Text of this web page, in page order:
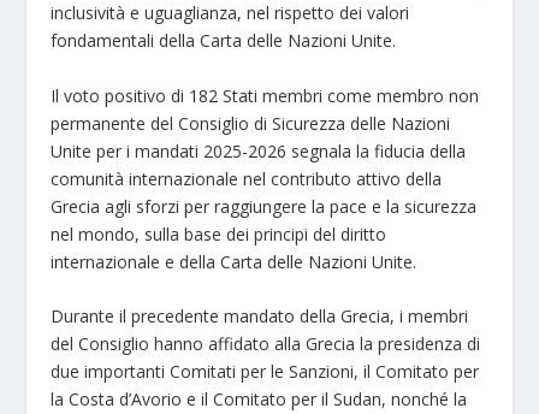
inclusività e uguaglianza, nel rispetto dei valori
fondamentali della Carta delle Nazioni Unite.
Il voto positivo di 182 Stati membri come membro non
permanente del Consiglio di Sicurezza delle Nazioni
Unite per i mandati 2025-2026 segnala la fiducia della
comunità internazionale nel contributo attivo della
Grecia agli sforzi per raggiungere la pace e la sicurezza
nel mondo, sulla base dei principi del diritto
internazionale e della Carta delle Nazioni Unite.
Durante il precedente mandato della Grecia, i membri
del Consiglio hanno affidato alla Grecia la presidenza di
due importanti Comitati per le Sanzioni, il Comitato per
la Costa d’Avorio e il Comitato per il Sudan, nonché la